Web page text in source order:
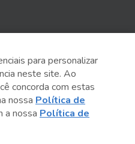
de São Paulo
para personalizar
neste site. Ao
concorda com estas
nossa Política de
a nossa Política de